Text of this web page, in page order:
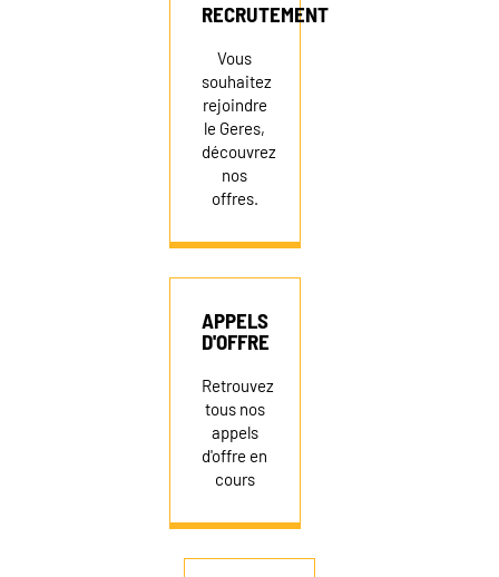
RECRUTEMENT
Vous
souhaitez
rejoindre
le Geres,
découvrez
nos
offres.
APPELS
D'OFFRE
Retrouvez
tous nos
appels
d'offre en
cours